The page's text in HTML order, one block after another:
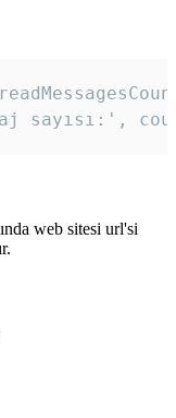
sayısı:',
web sitesi url'si